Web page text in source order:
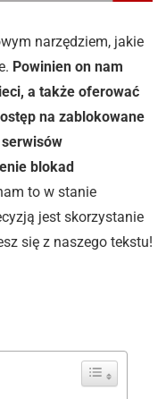
narzędziem, jakie
Powinien on nam
a także oferować
na zablokowane
blokad
to w stanie
jest skorzystanie
się z naszego tekstu!